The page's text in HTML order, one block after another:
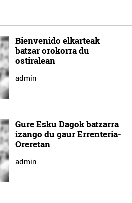
Bienvenido elkarteak
batzar orokorra du
ostiralean
admin
Gure Esku Dagok batzarra
izango du gaur Errenteria-
Oreretan
admin